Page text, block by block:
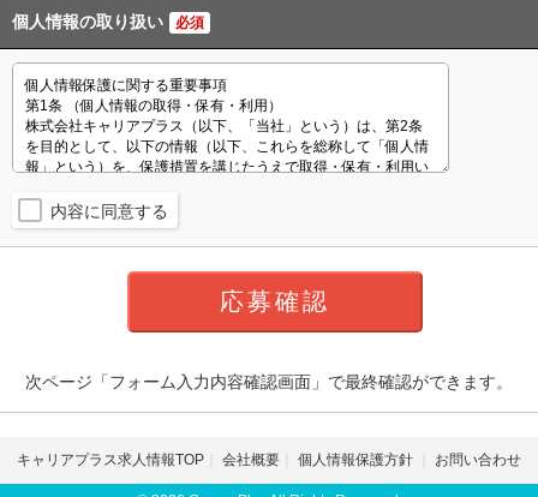
個人情報の取り扱い 必須
内容に同意する
次ページ「フォーム入力内容確認画面」で最終確認ができます。
キャリアプラス求人情報TOP 会社概要 個人情報保護方針 お問い合わせ